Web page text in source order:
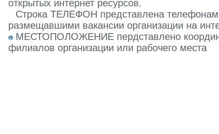
открытых интернет ресурсов.
Строка ТЕЛЕФОН представлена
размещавшими вакансии организации на
МЕСТОПОЛОЖЕНИЕ пердставлено
филиалов организации или рабочего места